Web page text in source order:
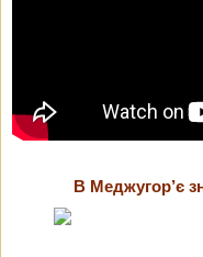
В Меджугор’є